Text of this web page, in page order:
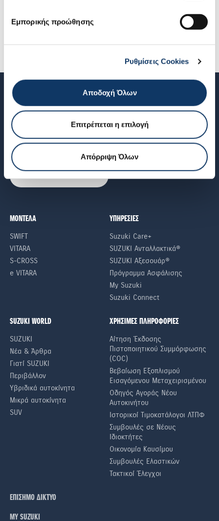
Εμπορικής προώθησης
Ρυθμίσεις Cookies
Αποδοχή Όλων
Επιτρέπεται η επιλογή
Απόρριψη Όλων
NEWSLETTER
Εγγραφείτε στο newsletter μας για να ενημερώνεστε για όλα τα
νέα της Suzuki
ΜΟΝΤΕΛΑ
SWIFT
VITARA
S-CROSS
e VITARA
ΥΠΗΡΕΣΙΕΣ
Suzuki Care+
SUZUKI Ανταλλακτικά®
SUZUKI Αξεσουάρ®
Πρόγραμμα Ασφάλισης
My Suzuki
Suzuki Connect
SUZUKI WORLD
SUZUKI
Νέα & Άρθρα
Γιατί SUZUKI
Περιβάλλον
Υβριδικά αυτοκίνητα
Μικρά αυτοκίνητα
SUV
ΧΡΗΣΙΜΕΣ ΠΛΗΡΟΦΟΡΙΕΣ
Αίτηση Έκδοσης
Πιστοποιητικού Συμμόρφωσης
(COC)
Βεβαίωση Εξοπλισμού
Εισαγόμενου Μεταχειρισμένου
Οδηγός Αγοράς Νέου
Αυτοκινήτου
Ιστορικοί Τιμοκατάλογοι ΛΤΠΦ
Συμβουλές σε Nέους
Iδιοκτήτες
Οικονομία Καυσίμου
Συμβουλές Ελαστικών
Τακτικοί Έλεγχοι
ΕΠΙΣΗΜΟ ΔΙΚΤΥΟ
ΜΥ SUZUKI